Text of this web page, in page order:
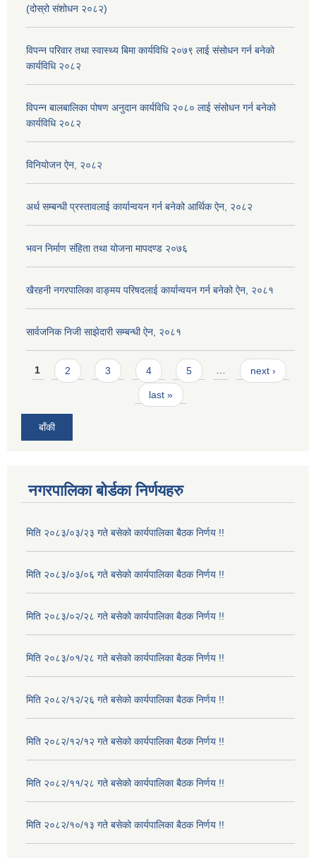
(दोस्रो संशोधन २०८२)
विपन्न परिवार तथा स्वास्थ्य बिमा कार्यविधि २०७९ लाई संसोधन गर्न बनेको
कार्यविधि २०८२
विपन्न बालबालिका पोषण अनुदान कार्यविधि २०८० लाई संसोधन गर्न बनेको
कार्यविधि २०८२
विनियोजन ऐन, २०८२
अर्थ सम्बन्धी प्रस्तावलाई कार्यान्वयन गर्न बनेको आर्थिक ऐन, २०८२
भवन निर्माण संहिता तथा योजना मापदण्ड २०७६
खैरहनी नगरपालिका वाङ्मय परिषदलाई कार्यान्वयन गर्न बनेको ऐन, २०८१
सार्वजनिक निजी साझेदारी सम्बन्धी ऐन, २०८१
Pages
1 2 3 4 5 … next ›
last »
बाँकी
नगरपालिका बोर्डका निर्णयहरु
मिति २०८३/०३/२३ गते बसेको कार्यपालिका बैठक निर्णय !!
मिति २०८३/०३/०६ गते बसेको कार्यपालिका बैठक निर्णय !!
मिति २०८३/०२/२८ गते बसेको कार्यपालिका बैठक निर्णय !!
मिति २०८३/०१/२८ गते बसेको कार्यपालिका बैठक निर्णय !!
मिति २०८२/१२/२६ गते बसेको कार्यपालिका बैठक निर्णय !!
मिति २०८२/१२/१२ गते बसेको कार्यपालिका बैठक निर्णय !!
मिति २०८२/११/२८ गते बसेको कार्यपालिका बैठक निर्णय !!
मिति २०८२/१०/१३ गते बसेको कार्यपालिका बैठक निर्णय !!